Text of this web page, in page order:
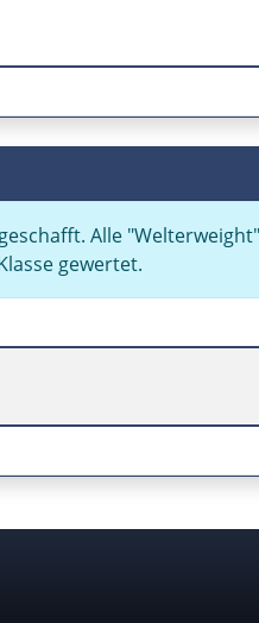
Alle Welterweight
gewertet.